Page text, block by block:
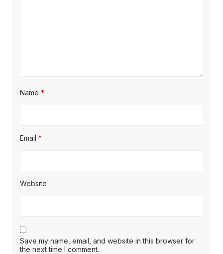
Name *
Email *
Website
Save my name, email, and website in this browser for
the next time I comment.